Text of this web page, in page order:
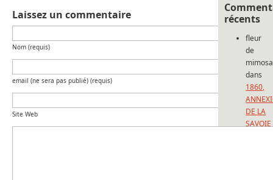
Laissez un commentaire
Nom (requis)
email (ne sera pas publié) (requis)
Site Web
récents
fleur
de
mimosa
dans
1860,
DE LA
SAVOIE